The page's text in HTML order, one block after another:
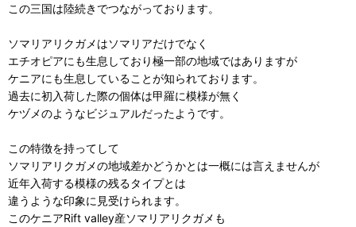
この三国は陸続きでつながっております。
ソマリアリクガメはソマリアだけでなく
エチオピアにも生息しており極一部の地域ではありますが
ケニアにも生息していることが知られております。
過去に初入荷した際の個体は甲羅に模様が無く
ケヅメのようなビジュアルだったようです。
この特徴を持ってして
ソマリアリクガメの地域差かどうかとは一概には言えませんが
近年入荷する模様の残るタイプとは
違うような印象に見受けられます。
このケニアRift valley産ソマリアリクガメも